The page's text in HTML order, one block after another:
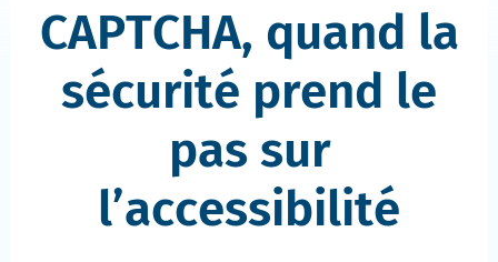
CAPTCHA, quand la
sécurité prend le
pas sur
l’accessibilité